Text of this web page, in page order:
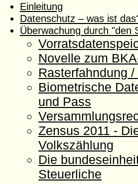
Einleitung
Datenschutz – was ist
Überwachung durch "den
Novelle zum
Rasterfahndung
Biometrische
und Pass
Zensus 2011 -
Volkszählung
Die
Steuerliche